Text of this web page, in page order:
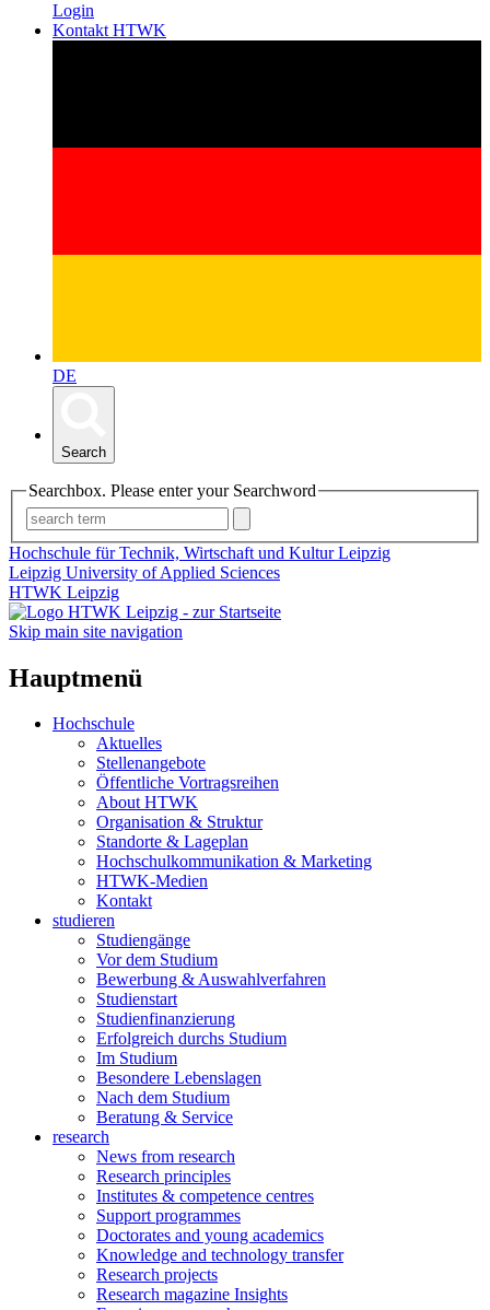
Login
Kontakt HTWK
DE
Search
Searchbox. Please enter your Searchword
Hochschule für Technik, Wirtschaft und Kultur Leipzig
Leipzig University of Applied Sciences
HTWK Leipzig
Skip main site navigation
Hauptmenü
Hochschule
Aktuelles
Stellenangebote
Öffentliche Vortragsreihen
About HTWK
Organisation & Struktur
Standorte & Lageplan
Hochschulkommunikation & Marketing
HTWK-Medien
Kontakt
studieren
Studiengänge
Vor dem Studium
Bewerbung & Auswahlverfahren
Studienstart
Studienfinanzierung
Erfolgreich durchs Studium
Im Studium
Besondere Lebenslagen
Nach dem Studium
Beratung & Service
research
News from research
Research principles
Institutes & competence centres
Support programmes
Doctorates and young academics
Knowledge and technology transfer
Research projects
Research magazine Insights